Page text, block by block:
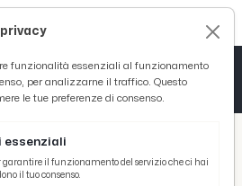
/ Picenotime
/ News
/ Cronaca
funzionalità essenziali al funzionamento
per analizzarne il traffico. Questo
le tue preferenze di consenso.
essenziali
garantire il funzionamento del servizio che ci hai
il tuo consenso.